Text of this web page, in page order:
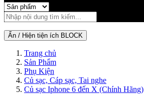
Ẩn / Hiện tiện ích BLOCK
Trang chủ
Sản Phẩm
Phụ Kiện
Củ sạc, Cáp sạc, Tai nghe
Củ sạc Iphone 6 đến X (Chính Hãng)